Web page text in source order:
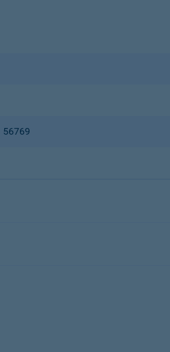
56769